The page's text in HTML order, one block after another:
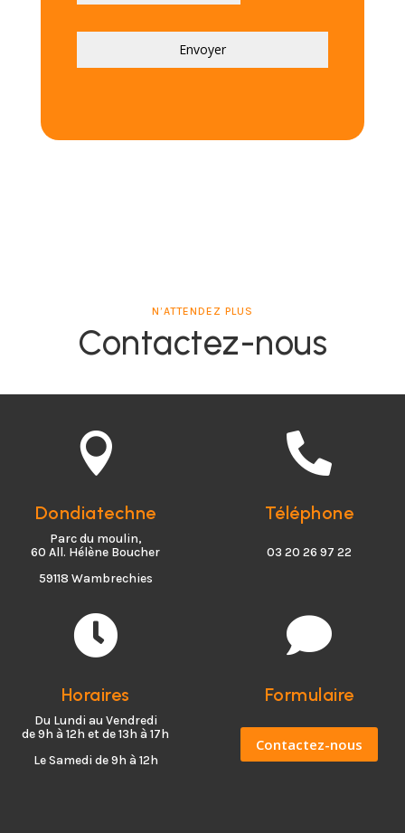
Envoyer
N’ATTENDEZ PLUS
Contactez-nous

Dondiatechne
Parc du moulin,
60 All. Hélène Boucher
59118 Wambrechies

Téléphone
03 20 26 97 22

Horaires
Du Lundi au Vendredi
de 9h à 12h et de 13h à 17h
Le Samedi de 9h à 12h

Formulaire
Contactez-nous